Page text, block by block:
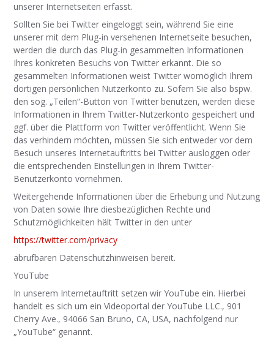
unserer Internetseiten erfasst.
Sollten Sie bei Twitter eingeloggt sein, während Sie eine
unserer mit dem Plug-in versehenen Internetseite besuchen,
werden die durch das Plug-in gesammelten Informationen
Ihres konkreten Besuchs von Twitter erkannt. Die so
gesammelten Informationen weist Twitter womöglich Ihrem
dortigen persönlichen Nutzerkonto zu. Sofern Sie also bspw.
den sog. „Teilen“-Button von Twitter benutzen, werden diese
Informationen in Ihrem Twitter-Nutzerkonto gespeichert und
ggf. über die Plattform von Twitter veröffentlicht. Wenn Sie
das verhindern möchten, müssen Sie sich entweder vor dem
Besuch unseres Internetauftritts bei Twitter ausloggen oder
die entsprechenden Einstellungen in Ihrem Twitter-
Benutzerkonto vornehmen.
Weitergehende Informationen über die Erhebung und Nutzung
von Daten sowie Ihre diesbezüglichen Rechte und
Schutzmöglichkeiten hält Twitter in den unter
https://twitter.com/privacy
abrufbaren Datenschutzhinweisen bereit.
YouTube
In unserem Internetauftritt setzen wir YouTube ein. Hierbei
handelt es sich um ein Videoportal der YouTube LLC., 901
Cherry Ave., 94066 San Bruno, CA, USA, nachfolgend nur
„YouTube“ genannt.